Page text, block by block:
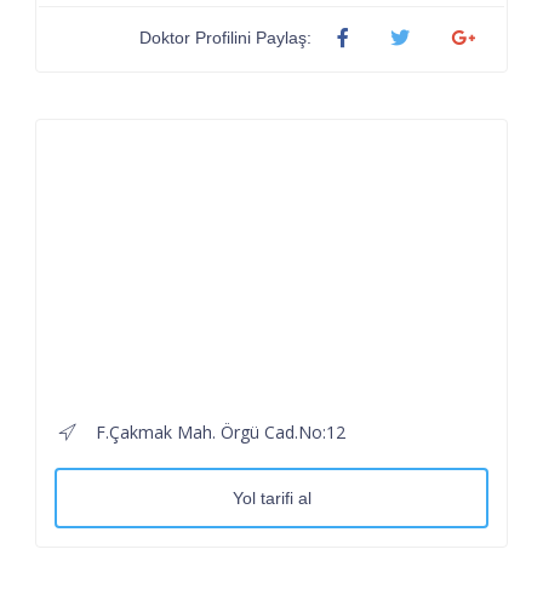
Doktor Profilini Paylaş:
F.Çakmak Mah. Örgü Cad.No:12
Yol tarifi al